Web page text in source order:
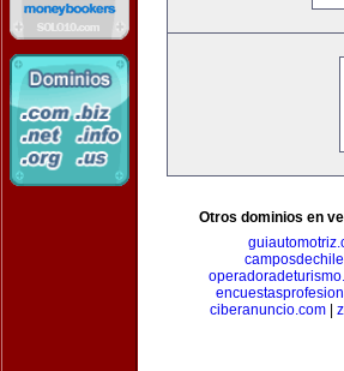
Otros dominios en
ciberanuncio.com|